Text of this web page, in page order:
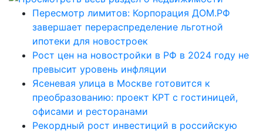
Пересмотр лимитов: Корпорация ДОМ.РФ
завершает перераспределение льготной
ипотеки для новостроек
Рост цен на новостройки в РФ в 2024 году не
превысит уровень инфляции
Ясеневая улица в Москве готовится к
преобразованию: проект КРТ с гостиницей,
офисами и ресторанами
Рекордный рост инвестиций в российскую